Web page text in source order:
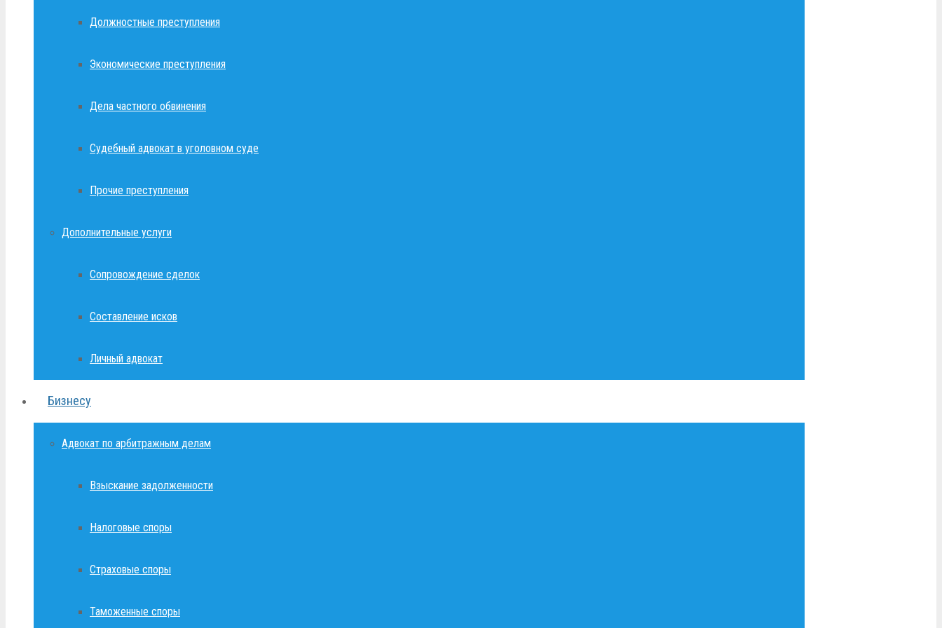
Должностные преступления
Экономические преступления
Дела частного обвинения
Судебный адвокат в уголовном суде
Прочие преступления
Дополнительные услуги
Сопровождение сделок
Составление исков
Личный адвокат
Бизнесу
Адвокат по арбитражным делам
Взыскание задолженности
Налоговые споры
Страховые споры
Таможенные споры